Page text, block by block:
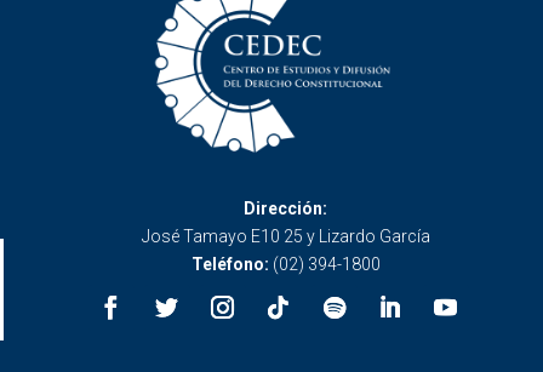
Dirección:
José Tamayo E10 25 y Lizardo García
Teléfono: (02) 394-1800